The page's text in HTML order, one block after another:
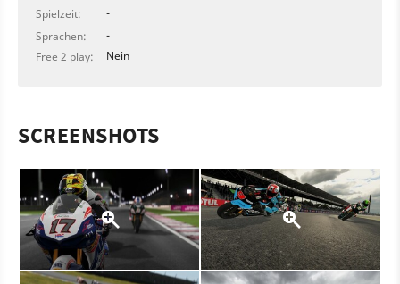
Spielzeit:
-
Sprachen:
-
Free 2 play:
Nein
SCREENSHOTS